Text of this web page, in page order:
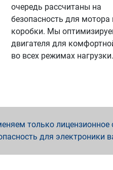
очередь рассчитаны на
безопасность для мотора
коробки. Мы
двигателя для
во всех режимах нагрузки.
только лицензионное
для электроники